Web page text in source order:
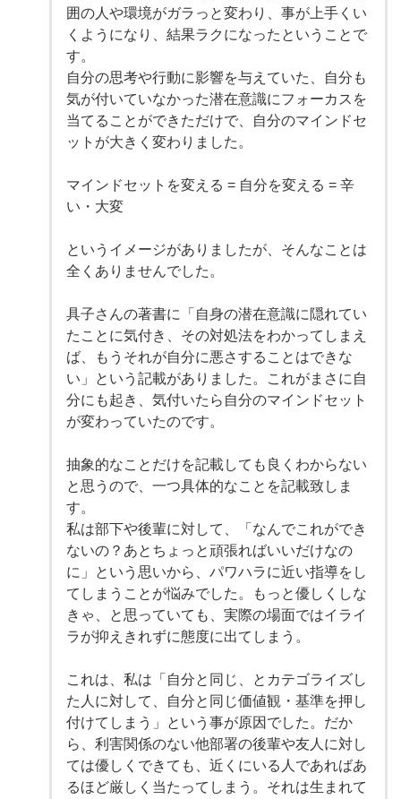
囲の人や環境がガラっと変わり、事が上手くい
くようになり、結果ラクになったということで
す。
自分の思考や行動に影響を与えていた、自分も
気が付いていなかった潜在意識にフォーカスを
当てることができただけで、自分のマインドセ
ットが大きく変わりました。
マインドセットを変える = 自分を変える = 辛
い・大変
というイメージがありましたが、そんなことは
全くありませんでした。
具子さんの著書に「自身の潜在意識に隠れてい
たことに気付き、その対処法をわかってしまえ
ば、もうそれが自分に悪さすることはできな
い」という記載がありました。これがまさに自
分にも起き、気付いたら自分のマインドセット
が変わっていたのです。
抽象的なことだけを記載しても良くわからない
と思うので、一つ具体的なことを記載致しま
す。
私は部下や後輩に対して、「なんでこれができ
ないの？あとちょっと頑張ればいいだけなの
に」という思いから、パワハラに近い指導をし
てしまうことが悩みでした。もっと優しくしな
きゃ、と思っていても、実際の場面ではイライ
ラが抑えきれずに態度に出てしまう。
これは、私は「自分と同じ、とカテゴライズし
た人に対して、自分と同じ価値観・基準を押し
付けてしまう」という事が原因でした。だか
ら、利害関係のない他部署の後輩や友人に対し
ては優しくできても、近くにいる人であればあ
るほど厳しく当たってしまう。それは生まれて